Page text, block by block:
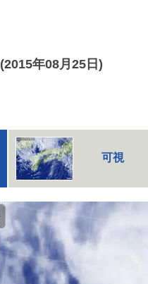
(2015年08月25日)
可視